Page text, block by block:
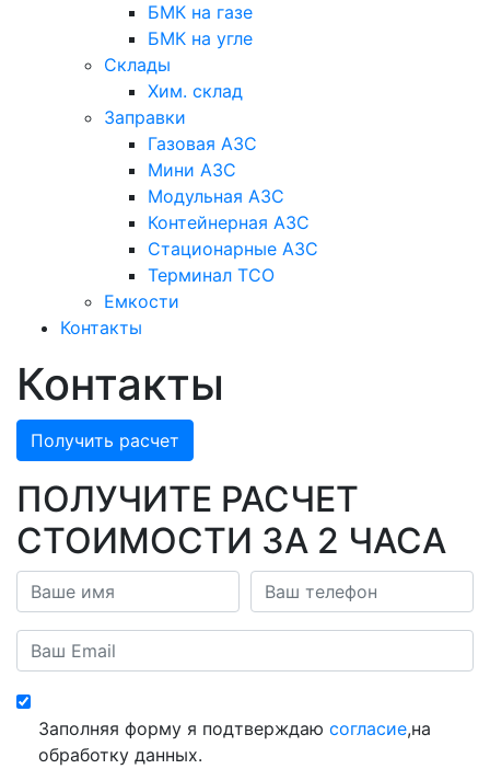
БМК на газе
БМК на угле
Склады
Хим. склад
Заправки
Газовая АЗС
Мини АЗС
Модульная АЗС
Контейнерная АЗС
Стационарные АЗС
Терминал ТСО
Емкости
Контакты
Контакты
Получить расчет
ПОЛУЧИТЕ РАСЧЕТ
СТОИМОСТИ ЗА 2 ЧАСА
Заполняя форму я подтверждаю согласие,на
обработку данных.